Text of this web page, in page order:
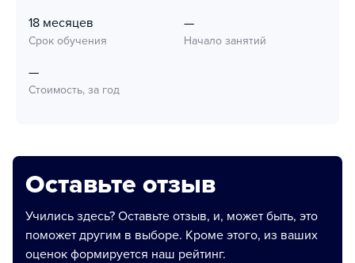
18 месяцев
Срок обучения
—
Начало занятий
—
Стоимость, за год
Оставьте отзыв
Учились здесь? Оставьте отзыв, и, может быть, это
поможет другим в выборе. Кроме этого, из ваших
оценок формируется наш рейтинг.